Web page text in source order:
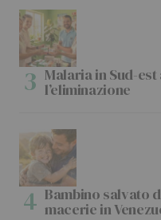
Malaria in Sud-
l’eliminazione
Bambino salvato
macerie in